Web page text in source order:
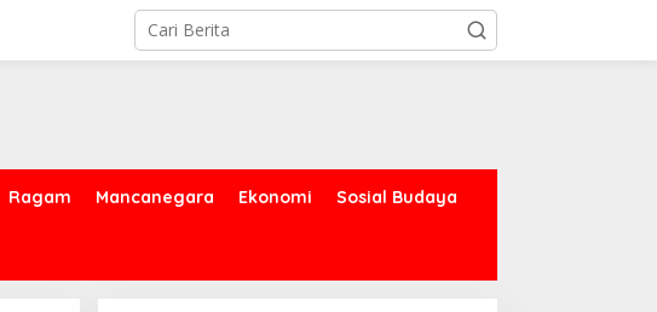
Ragam Mancanegara Ekonomi Sosial Budaya